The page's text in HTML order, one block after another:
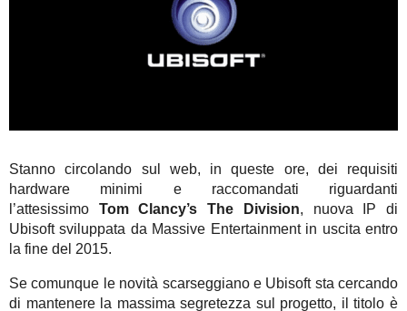
Stanno circolando sul web, in queste ore, dei requisiti
hardware minimi e raccomandati riguardanti
l’attesissimo Tom Clancy’s The Division, nuova IP di
Ubisoft sviluppata da Massive Entertainment in uscita entro
la fine del 2015.
Se comunque le novità scarseggiano e Ubisoft sta cercando
di mantenere la massima segretezza sul progetto, il titolo è